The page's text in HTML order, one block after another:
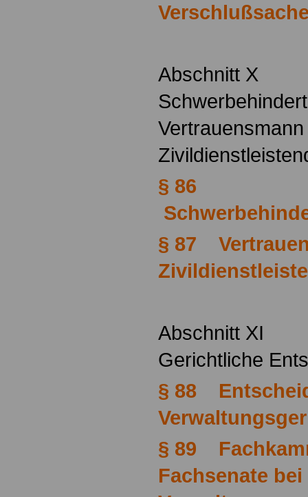
Abschnitt X
§ 86
§ 87
Abschnitt XI
Gerichtliche
§ 88
§ 89
Fachsenate bei